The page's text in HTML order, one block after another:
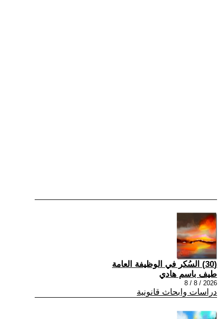
(30) السُكر في الوظيفة العامة
طيف باسم هادي
2026 / 8 / 8
دراسات وابحاث قانونية